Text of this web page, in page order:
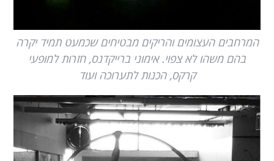
המרחבים העצומים והריקים מבטיחים שכמעט תמיד יקרה
בהם משהו לא צפוי. אימוני ברייקדנס, חזרות למופעי
קרקס, הכנות לתערוכה ועוד